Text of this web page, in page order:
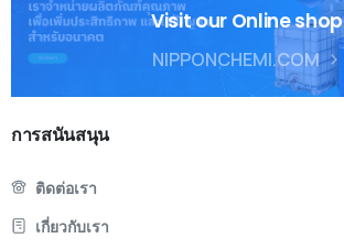
Visit our Online shop
NIPPONCHEMI.COM
การสนันสนุน
ติดต่อเรา
เกี่ยวกับเรา